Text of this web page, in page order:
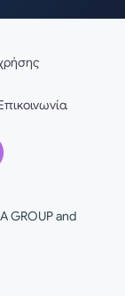
GROUP and